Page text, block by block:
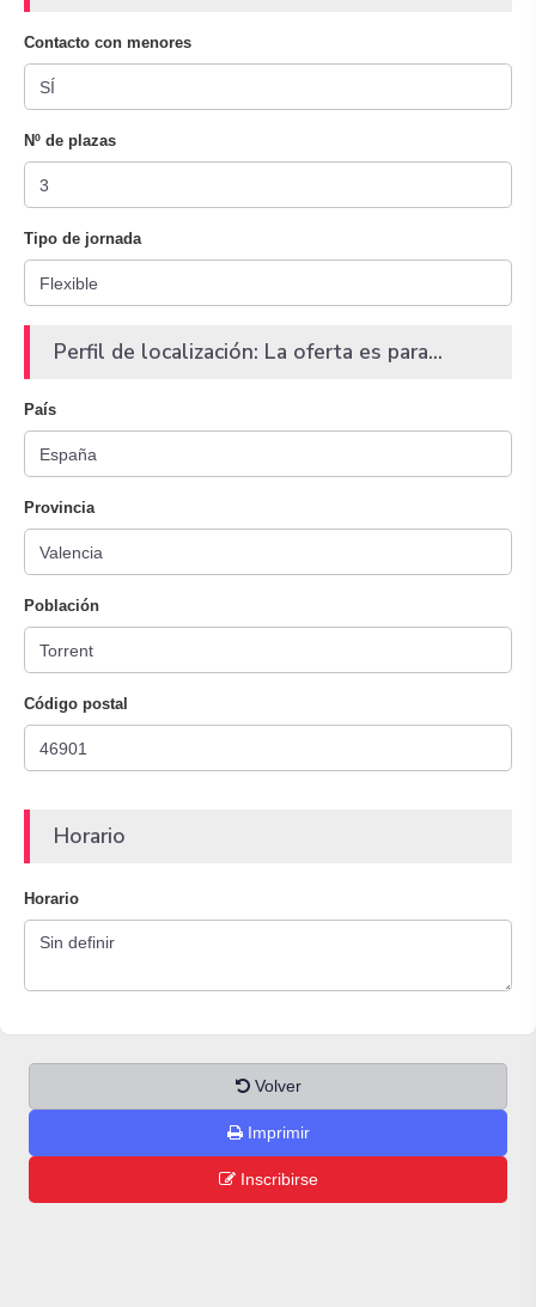
Contacto con menores
Nº de plazas
Tipo de jornada
Perfil de localización: La oferta es para...
País
Provincia
Población
Código postal
Horario
Horario
Volver
Imprimir
Inscribirse